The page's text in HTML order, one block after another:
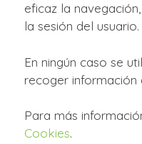
eficaz la
la sesión del usuario.
En ningún caso se
recoger información
Para más
Cookies.